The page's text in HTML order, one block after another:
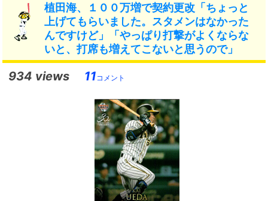
植田海、１００万増で契約更改「ちょっと
上げてもらいました。スタメンはなかった
んですけど」「やっぱり打撃がよくならな
いと、打席も増えてこないと思うので」
934 views 11 コメント